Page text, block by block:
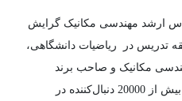
ارشد مهندسی مکانیک گرایش
بیش از 10 سال سابقه تدریس در ریاضیات دانشگاهی،
مکانیک و صاحب برند
آموزشی “بی لاجیک (B Logic)” با بیش از 20000 دنبال‌کننده در